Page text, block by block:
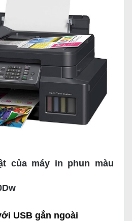
của máy in phun màu
USB gắn ngoài